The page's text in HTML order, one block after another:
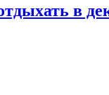
в